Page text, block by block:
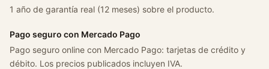
s
a
2
1 año de garantía real (12 meses) sobre el producto.
Pago seguro con Mercado Pago
Pago seguro online con Mercado Pago: tarjetas de crédito y
débito. Los precios publicados incluyen IVA.